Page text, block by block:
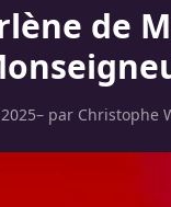
de
– par Christophe